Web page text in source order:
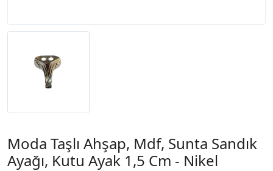
Moda Taşlı Ahşap, Mdf, Sunta Sandık
Ayağı, Kutu Ayak 1,5 Cm - Nikel